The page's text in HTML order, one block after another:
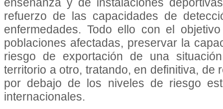
refuerzo de las capacidades de
enfermedades. Todo ello con el
poblaciones afectadas, preservar la
riesgo de exportación de una
territorio a otro, tratando, en definitiva, de
por debajo de los niveles de riesgo
internacionales.